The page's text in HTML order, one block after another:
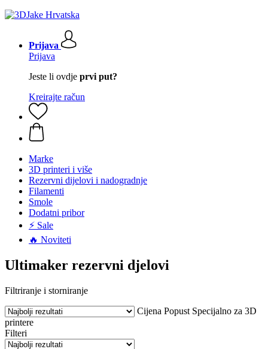
Prijava
Prijava
Jeste li ovdje prvi put?
Kreirajte račun
Marke
3D printeri i više
Rezervni dijelovi i nadogradnje
Filamenti
Smole
Dodatni pribor
⚡ Sale
🔥 Noviteti
Ultimaker rezervni djelovi
Filtriranje i storniranje
Cijena Popust Specijalno za 3D
printere
Filteri